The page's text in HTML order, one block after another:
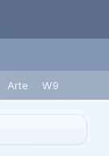
Arte W9